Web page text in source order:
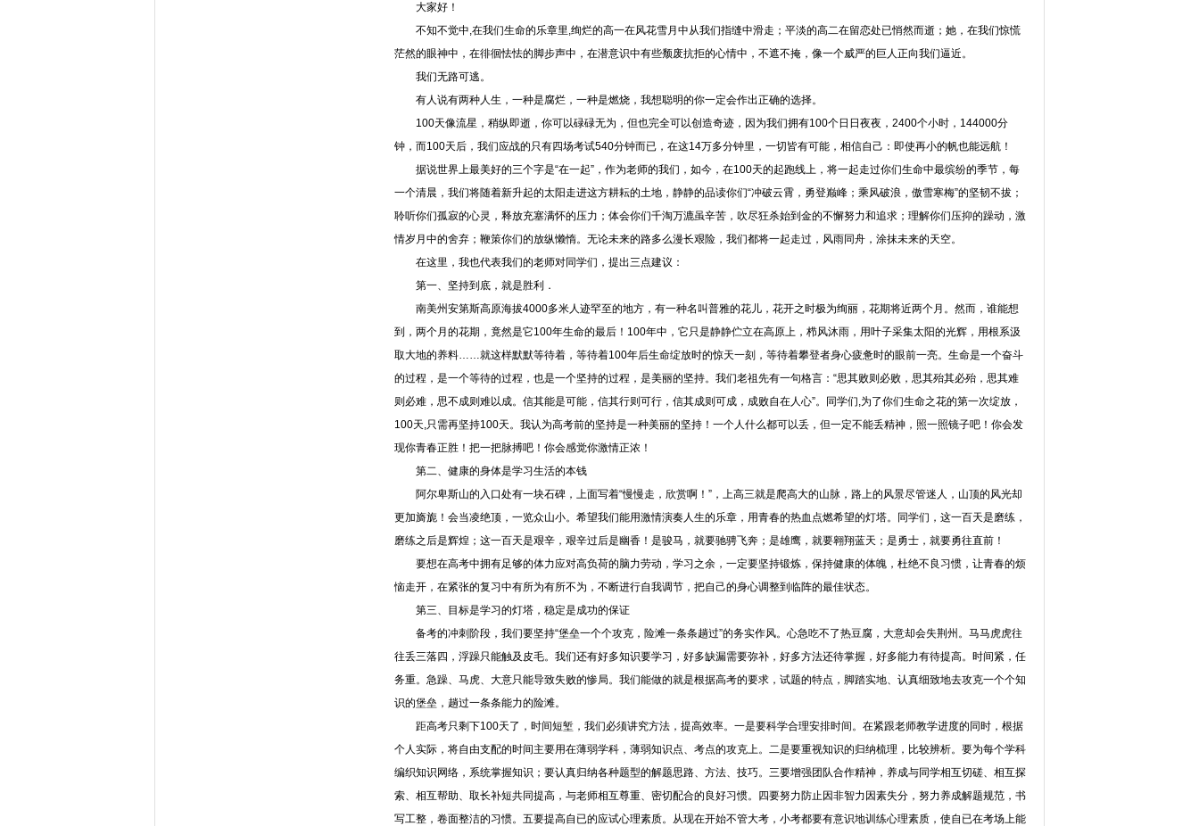
大家好！
不知不觉中,在我们生命的乐章里,绚烂的高一在风花雪月中从我们指缝中滑走；平淡的高二在留恋处已悄然而逝；她，在我们惊慌
茫然的眼神中，在徘徊怯怯的脚步声中，在潜意识中有些颓废抗拒的心情中，不遮不掩，像一个威严的巨人正向我们逼近。
我们无路可逃。
有人说有两种人生，一种是腐烂，一种是燃烧，我想聪明的你一定会作出正确的选择。
100天像流星，稍纵即逝，你可以碌碌无为，但也完全可以创造奇迹，因为我们拥有100个日日夜夜，2400个小时，144000分
钟，而100天后，我们应战的只有四场考试540分钟而已，在这14万多分钟里，一切皆有可能，相信自己：即使再小的帆也能远航！
据说世界上最美好的三个字是“在一起”，作为老师的我们，如今，在100天的起跑线上，将一起走过你们生命中最缤纷的季节，每
一个清晨，我们将随着新升起的太阳走进这方耕耘的土地，静静的品读你们“冲破云霄，勇登巅峰；乘风破浪，傲雪寒梅”的坚韧不拔；
聆听你们孤寂的心灵，释放充塞满怀的压力；体会你们千淘万漉虽辛苦，吹尽狂杀始到金的不懈努力和追求；理解你们压抑的躁动，激
情岁月中的舍弃；鞭策你们的放纵懒惰。无论未来的路多么漫长艰险，我们都将一起走过，风雨同舟，涂抹未来的天空。
在这里，我也代表我们的老师对同学们，提出三点建议：
第一、坚持到底，就是胜利．
南美州安第斯高原海拔4000多米人迹罕至的地方，有一种名叫普雅的花儿，花开之时极为绚丽，花期将近两个月。然而，谁能想
到，两个月的花期，竟然是它100年生命的最后！100年中，它只是静静伫立在高原上，栉风沐雨，用叶子采集太阳的光辉，用根系汲
取大地的养料……就这样默默等待着，等待着100年后生命绽放时的惊天一刻，等待着攀登者身心疲惫时的眼前一亮。生命是一个奋斗
的过程，是一个等待的过程，也是一个坚持的过程，是美丽的坚持。我们老祖先有一句格言：“思其败则必败，思其殆其必殆，思其难
则必难，思不成则难以成。信其能是可能，信其行则可行，信其成则可成，成败自在人心”。同学们,为了你们生命之花的第一次绽放，
100天,只需再坚持100天。我认为高考前的坚持是一种美丽的坚持！一个人什么都可以丢，但一定不能丢精神，照一照镜子吧！你会发
现你青春正胜！把一把脉搏吧！你会感觉你激情正浓！
第二、健康的身体是学习生活的本钱
阿尔卑斯山的入口处有一块石碑，上面写着“慢慢走，欣赏啊！”，上高三就是爬高大的山脉，路上的风景尽管迷人，山顶的风光却
更加旖旎！会当凌绝顶，一览众山小。希望我们能用激情演奏人生的乐章，用青春的热血点燃希望的灯塔。同学们，这一百天是磨练，
磨练之后是辉煌；这一百天是艰辛，艰辛过后是幽香！是骏马，就要驰骋飞奔；是雄鹰，就要翱翔蓝天；是勇士，就要勇往直前！
要想在高考中拥有足够的体力应对高负荷的脑力劳动，学习之余，一定要坚持锻炼，保持健康的体魄，杜绝不良习惯，让青春的烦
恼走开，在紧张的复习中有所为有所不为，不断进行自我调节，把自己的身心调整到临阵的最佳状态。
第三、目标是学习的灯塔，稳定是成功的保证
备考的冲刺阶段，我们要坚持“堡垒一个个攻克，险滩一条条趟过”的务实作风。心急吃不了热豆腐，大意却会失荆州。马马虎虎往
往丢三落四，浮躁只能触及皮毛。我们还有好多知识要学习，好多缺漏需要弥补，好多方法还待掌握，好多能力有待提高。时间紧，任
务重。急躁、马虎、大意只能导致失败的惨局。我们能做的就是根据高考的要求，试题的特点，脚踏实地、认真细致地去攻克一个个知
识的堡垒，趟过一条条能力的险滩。
距高考只剩下100天了，时间短堑，我们必须讲究方法，提高效率。一是要科学合理安排时间。在紧跟老师教学进度的同时，根据
个人实际，将自由支配的时间主要用在薄弱学科，薄弱知识点、考点的攻克上。二是要重视知识的归纳梳理，比较辨析。要为每个学科
编织知识网络，系统掌握知识；要认真归纳各种题型的解题思路、方法、技巧。三要增强团队合作精神，养成与同学相互切磋、相互探
索、相互帮助、取长补短共同提高，与老师相互尊重、密切配合的良好习惯。四要努力防止因非智力因素失分，努力养成解题规范，书
写工整，卷面整洁的习惯。五要提高自已的应试心理素质。从现在开始不管大考，小考都要有意识地训练心理素质，使自已在考场上能